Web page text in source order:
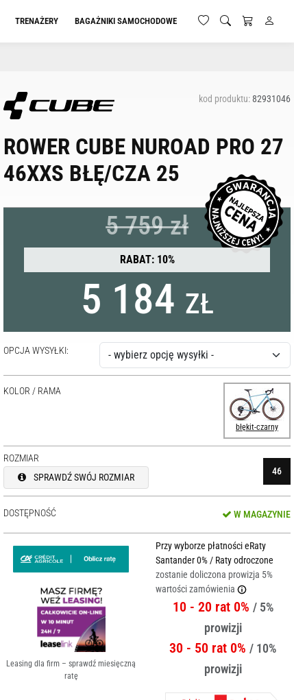
TRENAŻERY BAGAŻNIKI SAMOCHODOWE
kod produktu:82931046
ROWER CUBE NUROAD PRO 27
46XXS BŁĘ/CZA 25
5 759 zł
RABAT: 10%
5 184 ZŁ
OPCJA WYSYŁKI:
KOLOR / RAMA
błękit-czarny
ROZMIAR
SPRAWDŹ SWÓJ ROZMIAR
46
DOSTĘPNOŚĆ W MAGAZYNIE
Leasing dla firm – sprawdź miesięczną
ratę
Przy wyborze płatności eRaty
Santander 0% / Raty odroczone
zostanie doliczona prowizja 5%
wartości zamówienia
10 - 20 rat 0% / 5%
prowizji
30 - 50 rat 0%/ 10%
prowizji